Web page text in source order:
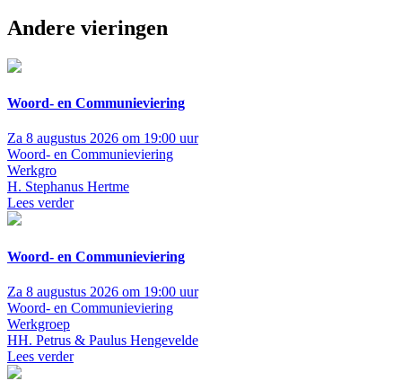
Andere vieringen
Woord- en Communieviering
Za 8 augustus 2026 om 19:00 uur
Woord- en Communieviering
Werkgro
H. Stephanus Hertme
Lees verder
Woord- en Communieviering
Za 8 augustus 2026 om 19:00 uur
Woord- en Communieviering
Werkgroep
HH. Petrus & Paulus Hengevelde
Lees verder